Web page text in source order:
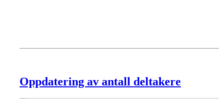
Oppdatering av antall deltakere